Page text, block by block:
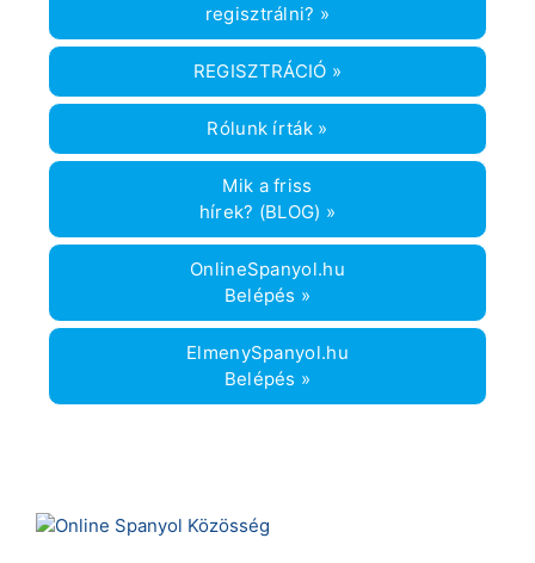
regisztrálni? »
REGISZTRÁCIÓ »
Rólunk írták »
Mik a friss
hírek? (BLOG) »
OnlineSpanyol.hu
Belépés »
ElmenySpanyol.hu
Belépés »